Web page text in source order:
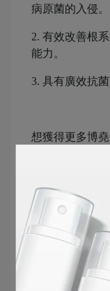
病原菌的入侵。
2. 有效改善根
能力。
3. 具有廣效抗
想獲得更多博
歡迎加入博堯
訂閱 BIOYO FB
BIOYO案例分
PINKOI｜